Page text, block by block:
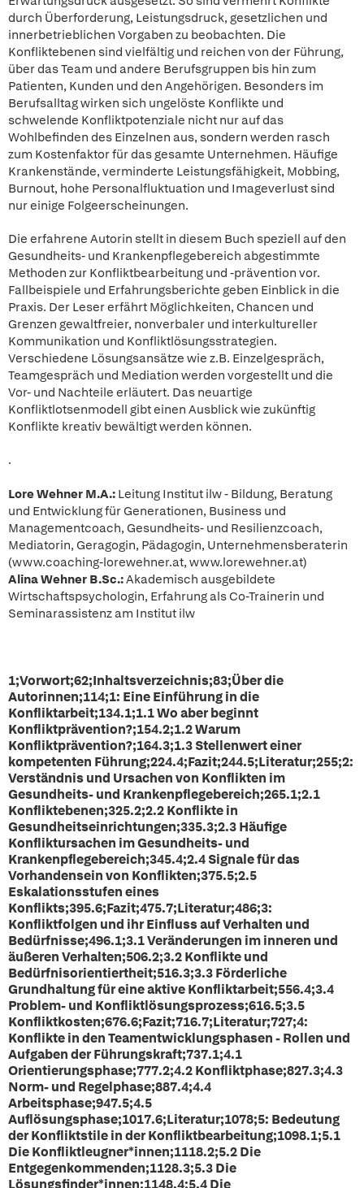
durch Überforderung, Leistungsdruck, gesetzlichen und
innerbetrieblichen Vorgaben zu beobachten. Die
Konfliktebenen sind vielfältig und reichen von der Führung,
über das Team und andere Berufsgruppen bis hin zum
Patienten, Kunden und den Angehörigen. Besonders im
Berufsalltag wirken sich ungelöste Konflikte und
schwelende Konfliktpotenziale nicht nur auf das
Wohlbefinden des Einzelnen aus, sondern werden rasch
zum Kostenfaktor für das gesamte Unternehmen. Häufige
Krankenstände, verminderte Leistungsfähigkeit, Mobbing,
Burnout, hohe Personalfluktuation und Imageverlust sind
nur einige Folgeerscheinungen.
Die erfahrene Autorin stellt in diesem Buch speziell auf den
Gesundheits- und Krankenpflegebereich abgestimmte
Methoden zur Konfliktbearbeitung und -prävention vor.
Fallbeispiele und Erfahrungsberichte geben Einblick in die
Praxis. Der Leser erfährt Möglichkeiten, Chancen und
Grenzen gewaltfreier, nonverbaler und interkultureller
Kommunikation und Konfliktlösungsstrategien.
Verschiedene Lösungsansätze wie z.B. Einzelgespräch,
Teamgespräch und Mediation werden vorgestellt und die
Vor- und Nachteile erläutert. Das neuartige
Konfliktlotsenmodell gibt einen Ausblick wie zukünftig
Konflikte kreativ bewältigt werden können.
.
Lore Wehner M.A.: Leitung Institut ilw - Bildung, Beratung
und Entwicklung für Generationen, Business und
Managementcoach, Gesundheits- und Resilienzcoach,
Mediatorin, Geragogin, Pädagogin, Unternehmensberaterin
(www.coaching-lorewehner.at, www.lorewehner.at)
Alina Wehner B.Sc.:Akademisch ausgebildete
Wirtschaftspsychologin, Erfahrung als Co-Trainerin und
Seminarassistenz am Institut ilw
1;Vorwort;62;Inhaltsverzeichnis;83;Über die
Autorinnen;114;1: Eine Einführung in die
Konfliktarbeit;134.1;1.1 Wo aber beginnt
Konfliktprävention?;154.2;1.2 Warum
Konfliktprävention?;164.3;1.3 Stellenwert einer
kompetenten Führung;224.4;Fazit;244.5;Literatur;255;2:
Verständnis und Ursachen von Konflikten im
Gesundheits- und Krankenpflegebereich;265.1;2.1
Konfliktebenen;325.2;2.2 Konflikte in
Gesundheitseinrichtungen;335.3;2.3 Häufige
Konfliktursachen im Gesundheits- und
Krankenpflegebereich;345.4;2.4 Signale für das
Vorhandensein von Konflikten;375.5;2.5
Eskalationsstufen eines
Konflikts;395.6;Fazit;475.7;Literatur;486;3:
Konfliktfolgen und ihr Einfluss auf Verhalten und
Bedürfnisse;496.1;3.1 Veränderungen im inneren und
äußeren Verhalten;506.2;3.2 Konflikte und
Bedürfnisorientiertheit;516.3;3.3 Förderliche
Grundhaltung für eine aktive Konfliktarbeit;556.4;3.4
Problem- und Konfliktlösungsprozess;616.5;3.5
Konfliktkosten;676.6;Fazit;716.7;Literatur;727;4:
Konflikte in den Teamentwicklungsphasen - Rollen und
Aufgaben der Führungskraft;737.1;4.1
Orientierungsphase;777.2;4.2 Konfliktphase;827.3;4.3
Norm- und Regelphase;887.4;4.4
Arbeitsphase;947.5;4.5
Auflösungsphase;1017.6;Literatur;1078;5: Bedeutung
der Konfliktstile in der Konfliktbearbeitung;1098.1;5.1
Die Konfliktleugner*innen;1118.2;5.2 Die
Entgegenkommenden;1128.3;5.3 Die
Lösungsfinder*innen;1148.4;5.4 Die